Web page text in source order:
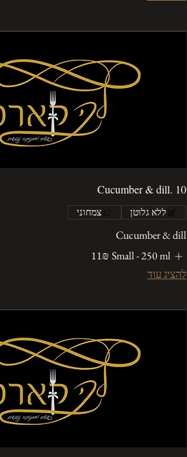
Cucumber & dill. 10
ללא גלוטן צמחוני
Cucumber & dill
Small - 250 ml
‏11 ‏₪
להציג עוד